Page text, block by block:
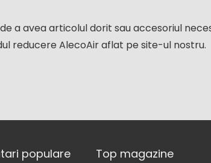
a avea articolul dorit sau accesoriul
reducere AlecoAir aflat pe site-ul nostru.
populare Top magazine